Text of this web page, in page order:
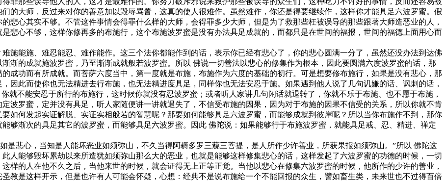
的大师，反过来对你的善意加以毁辱骂詈，这真的使人很难作。虽然难作，你还是得要继续作，这样你才能具足六波罗蜜。假
悲心其实不够。不管这件事情会得罪什么样的大师，会得罪多少大师，但是为了救那些枉被误导的那些跟著大师造恶业的人，
悲心不够，这样你修再多的布施行，这个布施波罗蜜是没有办法具足成就的，而都只是在世间的福报，世间的福德上面用心而
能施、难忍能忍、难作能作。这三个法你都能作到的话，表示你已经有悲心了，你的悲心圆满一分了，虽然还没办法到达佛
渐的成就施波罗蜜，乃至渐渐成就般若波罗蜜。所以 佛说一切善法以悲心的修集作为根本，因此要圆满六度波罗蜜的话，那
成功而有所成就。而菩萨六度当中，第一度就是布施，布施作为六度的基础的初行。可是想要修布施行，如果是没有悲心，那
因此而使你也无法精进去行布施，也无法精进度具足，同样你也无法安忍于施。如果遇到他人说了几句讥嫌的话、讽刺的话，
就不能安忍于所行的布施行，这时候你就没有忍波罗蜜；或者听人家讲几句闲话就退转了，你就不乐于布施、也不愿于布施，
波罗蜜，定并没有具足，听人家随便讲一讲就退失了，不信受布施的因果，因为对于布施的因果不信受的关系，所以你就不肯
如何发起实证解脱、实证实相般若的智慧呢？那要如何能够具足六波罗蜜，而能够成就到彼岸呢？所以当你布施作不到，那你
够渐次的具足其它的波罗蜜，而能够具足六波罗蜜。因此 佛陀说：如果能够行于布施波罗蜜，就能具足戒、忍、精进、禅定
悲心，当知是人能坏恶业如须弥山，不久当得阿耨多罗三藐三菩提，是人所作少许善业，所获果报如须弥山。”所以 佛陀这
人能够毁坏累劫以来所造犹如须弥山那么大的恶业，也就是能够这样修集悲心的话，这样发起了六波罗蜜的功德的时候，一切
样的人在他不久之后，当他来世的时候，就会证得无上正等正觉。当他以悲心在修集六波罗蜜的时候，他所作的少许的善业，
教是这样开示，但是也许有人可能会怀疑，心想：经典不是说布施给一个不能回报的众生，譬如畜生类，未来世也不过得百倍